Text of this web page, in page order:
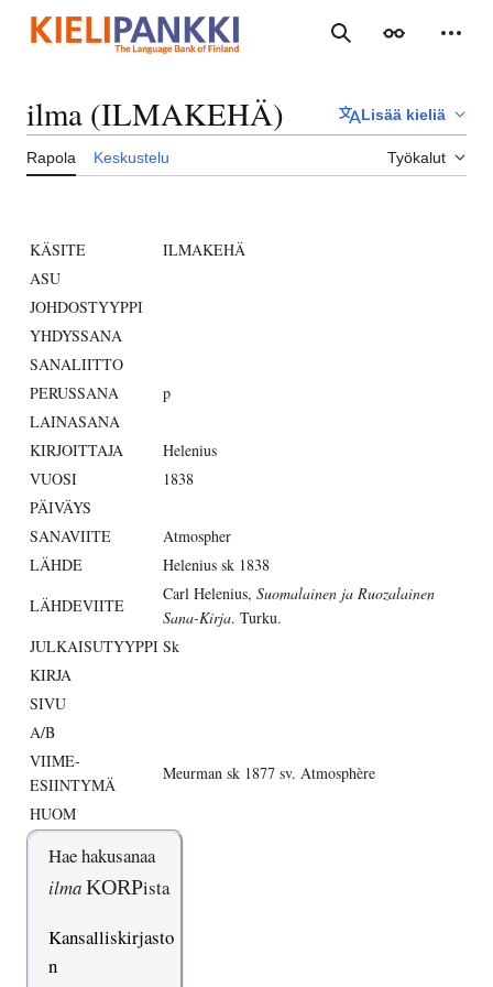
sisältöön
Haku Ulkoasu
ilma (ILMAKEHÄ) Lisää kieliä
Rapola Keskustelu Työkalut
KÄSITE
ILMAKEHÄ
ASU
JOHDOSTYYPPI
YHDYSSANA
SANALIITTO
PERUSSANA
p
LAINASANA
KIRJOITTAJA
Helenius
VUOSI
1838
PÄIVÄYS
SANAVIITE
Atmospher
LÄHDE
Helenius sk 1838
LÄHDEVIITE
Carl Helenius, Suomalainen ja Ruozalainen
Sana-Kirja. Turku.
JULKAISUTYYPPI Sk
KIRJA
SIVU
A/B
VIIME-
ESIINTYMÄ
Meurman sk 1877 sv. Atmosphère
HUOM
Hae hakusanaa
ilmaKORPista
Kansalliskirjasto
n